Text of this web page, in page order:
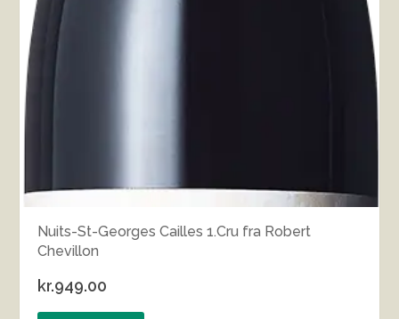
Nuits-St-Georges Cailles 1.Cru fra Robert
Chevillon
kr.949.00